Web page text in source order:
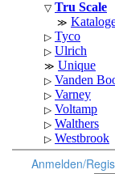
Anmelden/